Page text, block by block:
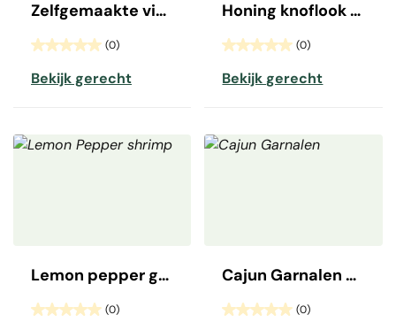
Zelfgemaakte vissticks
(0)
Bekijk gerecht
Honing knoflook zalmfilet
(0)
Bekijk gerecht
Lemon pepper garnalen
(0)
Cajun Garnalen Pil Pil
(0)